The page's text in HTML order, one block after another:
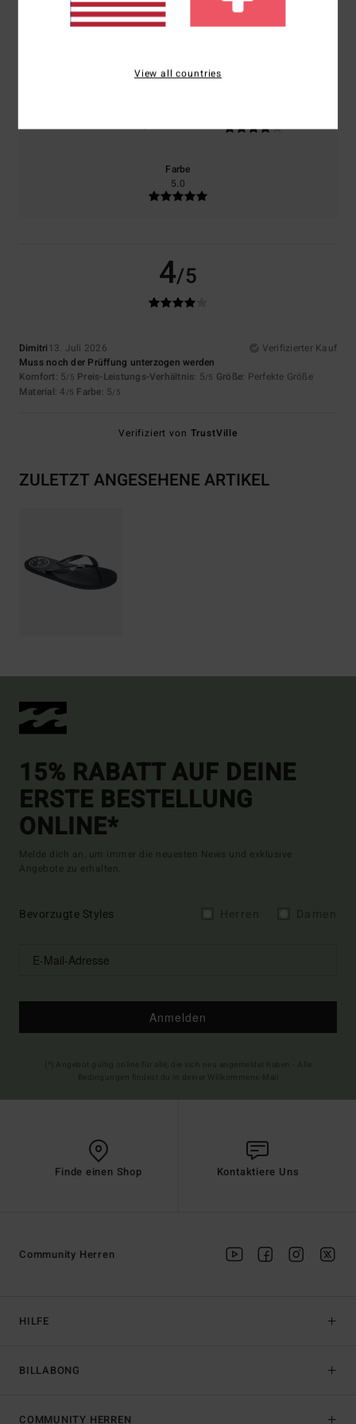
Farbe
5.0
4/5
Dimitri 13. Juli 2026
Verifizierter Kauf
Muss noch der Prüffung unterzogen werden
Komfort: 5/5 Preis-Leistungs-Verhältnis: 5/5 Größe: Perfekte Größe
Material: 4 /5 Farbe: 5/5
Verifiziert von TrustVille
ZULETZT ANGESEHENE ARTIKEL
15% RABATT AUF DEINE
ERSTE BESTELLUNG
ONLINE*
Melde dich an, um immer die neuesten News und exklusive
Angebote zu erhalten.
Bevorzugte Styles
Anmelden
Finde einen Shop Kontaktiere Uns
HILFE
BILLABONG
Community Herren
COMMUNITY HERREN
View all countries